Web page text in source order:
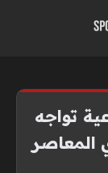
تواجه
المعاصر